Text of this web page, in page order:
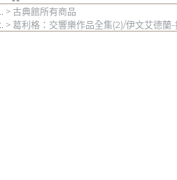
古典館所有商品
葛利格：交響樂作品全集(2)/伊文艾德蘭-